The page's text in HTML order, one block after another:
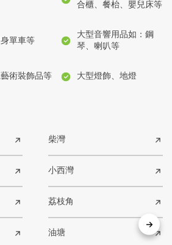
合櫃、餐枱、嬰兒床等
單車等
大型音響用品如：鋼
琴、喇叭等
術裝飾品等 大型燈飾、地燈
柴灣
小西灣
荔枝角
油塘